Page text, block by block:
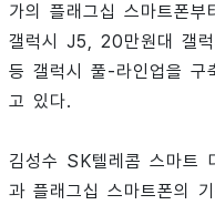
가의 플래그십 스마트폰
갤럭시 J5, 20만원대 갤
등 갤럭시 풀-라인업을 구
고 있다.
김성수 SK텔레콤 스마트
과 플래그십 스마트폰의